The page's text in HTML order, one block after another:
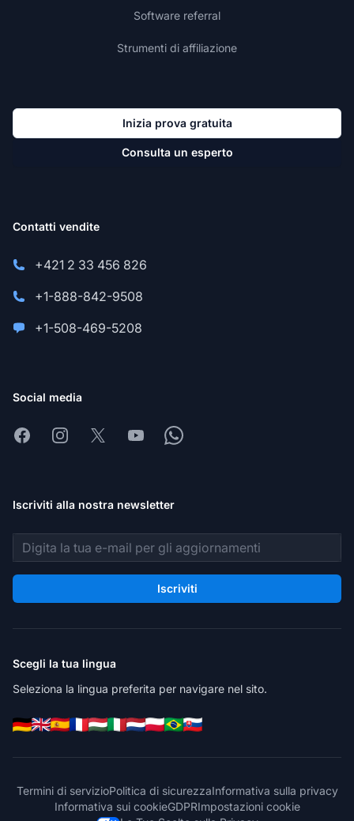
Software referral
Strumenti di affiliazione
Inizia prova gratuita
Consulta un esperto
Contatti vendite
+421 2 33 456 826
+1-888-842-9508
+1-508-469-5208
Social media
FacebookInstagram
X YoutubeWhatsapp
Iscriviti alla nostra newsletter
Indirizzo email
Iscriviti
Scegli la tua lingua
Seleziona la lingua preferita per navigare nel sito.
Termini di servizioPolitica di sicurezzaInformativa sulla privacy
Informativa sui cookieGDPRImpostazioni cookie